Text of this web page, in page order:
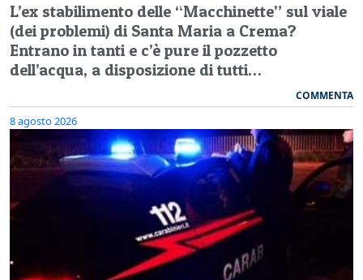
L’ex stabilimento delle “Macchinette” sul viale
(dei problemi) di Santa Maria a Crema?
Entrano in tanti e c’è pure il pozzetto
dell’acqua, a disposizione di tutti…
COMMENTA
8 agosto 2026